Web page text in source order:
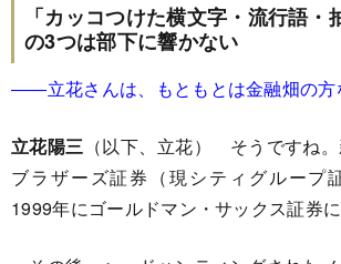
「カッコつけた横文字・流行語・
の3つは部下に響かない
――立花さんは、もともとは金融畑の方
立花陽三 （以下、立花） そうですね
ブラザーズ証券（現シティグループ
1999年にゴールドマン・サックス証券に